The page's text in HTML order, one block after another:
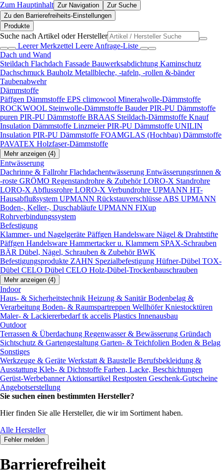
Zum Hauptinhalt Zur Navigation
Zur Suche
Zu den Barrierefreiheits-Einstellungen
Produkte
Suche nach Artikel oder Hersteller
Leerer Merkzettel Leere Anfrage-Liste
Dach und Wand
Steildach Flachdach Fassade Bauwerksabdichtung Kaminschutz
Dachschmuck Bauholz Metallbleche, -tafeln, -rollen &-bänder
Taubenabwehr
Dämmstoffe
Päffgen Dämmstoffe EPS climowool Mineralwolle-Dämmstoffe
ROCKWOOL Steinwolle-Dämmstoffe Bauder PIR-PU Dämmstoffe
puren PIR-PU Dämmstoffe BRAAS Steildach-Dämmstoffe Knauf
Insulation Dämmstoffe Linzmeier PIR-PU Dämmstoffe UNILIN
Insulation PIR-PU Dämmstoffe FOAMGLAS (Hochbau) Dämmstoffe
PAVATEX Holzfaser-Dämmstoffe
Mehr anzeigen (4)
Entwässerung
Dachrinne & FallrohrFlachdachentwässerung Entwässerungsrinnen &
-roste GRÖMO Regenstandrohre & ZubehörLORO-X Standrohre
LORO-X Abflussrohre LORO-X Verbundrohre UPMANN HT-
Hausabflußsystem UPMANN Rückstauverschlüsse ABS UPMANN
Boden-, Keller-, Duschabläufe UPMANN FIXup
Rohrverbindungssystem
Befestigung
Klammer- und Nagelgeräte Päffgen Handelsware Nägel & Drahtstifte
Päffgen Handelsware Hammertacker u. Klammern SPAX-Schrauben
BÄR Dübel, Nägel, Schrauben & ZubehörBWK
Befestigungsprodukte ZAHN Spezialbefestigung Hüfner-Dübel TOX-
Dübel CELO Dübel CELO Holz-Dübel-Trockenbauschrauben
Mehr anzeigen (4)
Indoor
Haus- & Sicherheitstechnik Heizung & SanitärBodenbelag &
Verarbeitung Boden- & Raumspartreppen Wellhöfer Kniestocktüren
Maler- & Lackiererbedarftk accelis Plastics Innenausbau
Outdoor
Terrassen & Überdachung Regenwasser & Bewässerung Gründach
Sichtschutz & Gartengestaltung Garten- & Teichfolien Boden & Belag
Sonstiges
Werkzeuge & Geräte Werkstatt & Baustelle Berufsbekleidung &
Ausstattung Kleb- & Dichtstoffe Farben, Lacke, Beschichtungen
Gerüst-WerbebannerAktionsartikel Restposten Geschenk-Gutscheine
Angebotserstellung
Sie suchen einen bestimmten Hersteller?
Hier finden Sie alle Hersteller, die wir im Sortiment haben.
Alle Hersteller
Fehler melden
Barrierefreiheit